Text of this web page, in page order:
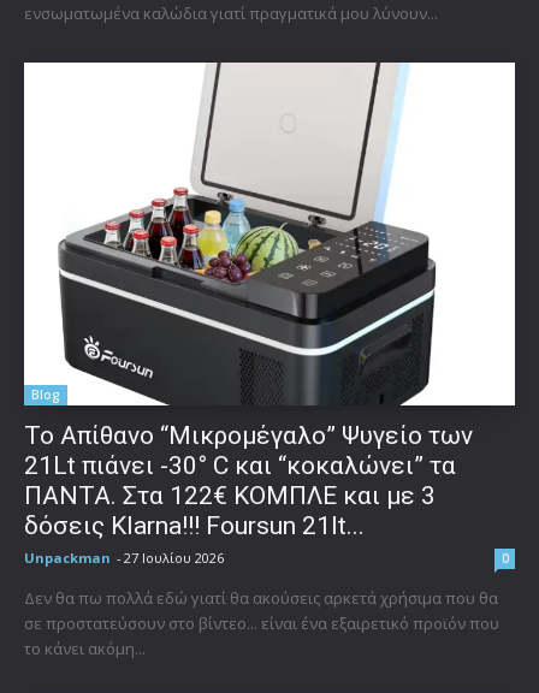
ενσωματωμένα καλώδια γιατί πραγματικά μου λύνουν...
Blog
Το Απίθανο “Μικρομέγαλο” Ψυγείο των
21Lt πιάνει -30° C και “κοκαλώνει” τα
ΠΑΝΤΑ. Στα 122€ ΚΟΜΠΛΕ και με 3
δόσεις Klarna!!! Foursun 21lt...
Unpackman - 27 Ιουλίου 2026 0
Δεν θα πω πολλά εδώ γιατί θα ακούσεις αρκετά χρήσιμα που θα
σε προστατεύσουν στο βίντεο... είναι ένα εξαιρετικό προϊόν που
το κάνει ακόμη...